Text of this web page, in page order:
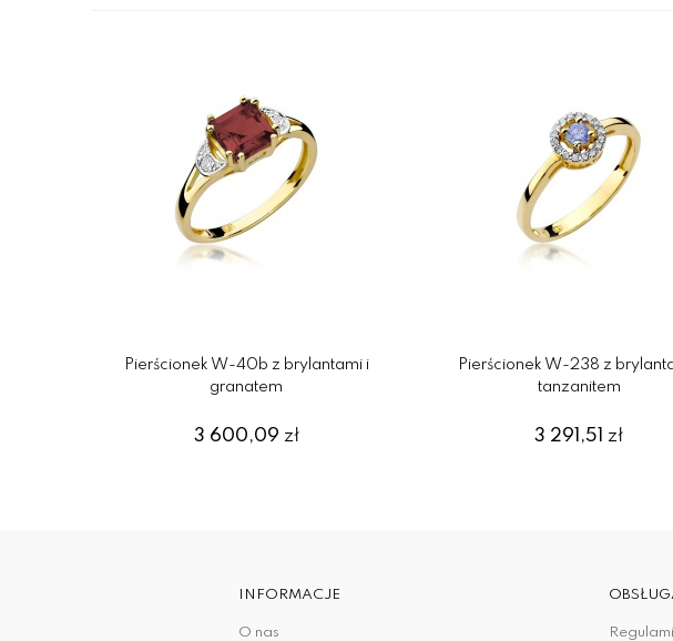
Pierścionek W-40b z brylantami i
granatem
3 600,09 zł
Pierścionek W-238 z
tanzanitem
3 291,51 zł
INFORMACJE
O nas